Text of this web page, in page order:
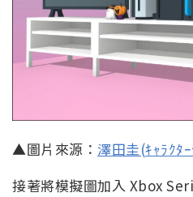
▲圖片來源： 澤田圭(ｷｬﾗｸﾀ
接著將模擬圖加入 Xbox